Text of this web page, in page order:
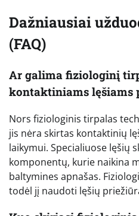
Dažniausiai
(FAQ)
Ar galima fiziologinį
kontaktiniams lęšiams
Nors fiziologinis tirpalas
jis nėra skirtas kontaktinių
laikymui. Specialiuose lęšių
komponentų, kurie naikina
baltymines apnašas.
todėl jį naudoti lęšių